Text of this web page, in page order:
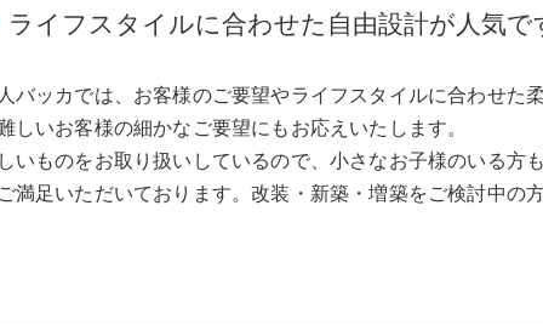
ライフスタイルに合わせた自由設計が人気で
バッカでは、お客様のご要望やライフスタイルに合わせ
いお客様の細かなご要望にもお応えいたします。
ものをお取り扱いしているので、小さなお子様のいる方
満足いただいております。改装・新築・増築をご検討中の